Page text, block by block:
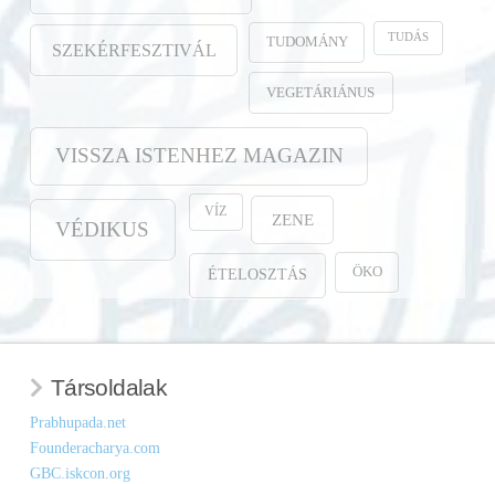
SZEKÉRFESZTIVÁL TUDOMÁNY TUDÁS
VEGETÁRIÁNUS
VISSZA ISTENHEZ MAGAZIN
VÉDIKUS
VÍZ ZENE
ÉTELOSZTÁS ÖKO
Társoldalak
Prabhupada.net
Founderacharya.com
GBC.iskcon.org